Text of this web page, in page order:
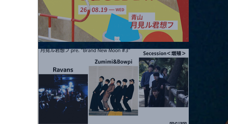
2026.08.19 |【観覧】JUST RIGHT!! vol.27